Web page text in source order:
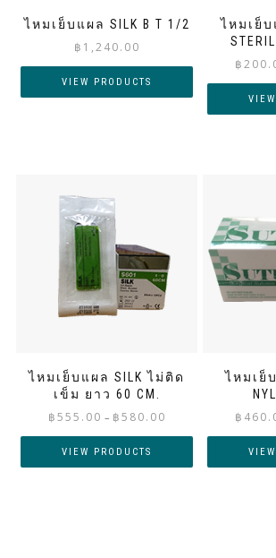
ไหมเย็บแผล SILK B T 1/2
฿ 1,240.00
VIEW PRODUCTS
ไหมเย็บ
฿
ไหมเย็บแผล SILK ไม่ติด
เข็ม ยาว 60 CM.
฿555.00 – ฿580.00
range:
through
VIEW PRODUCTS
ไหมเย็
฿